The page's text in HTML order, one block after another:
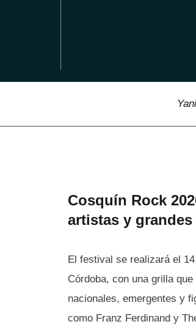
Yanina
Cosquín Rock
artistas y
El festival se realizará el
Córdoba, con una grilla
nacionales, emergentes y
como Franz Ferdinand y